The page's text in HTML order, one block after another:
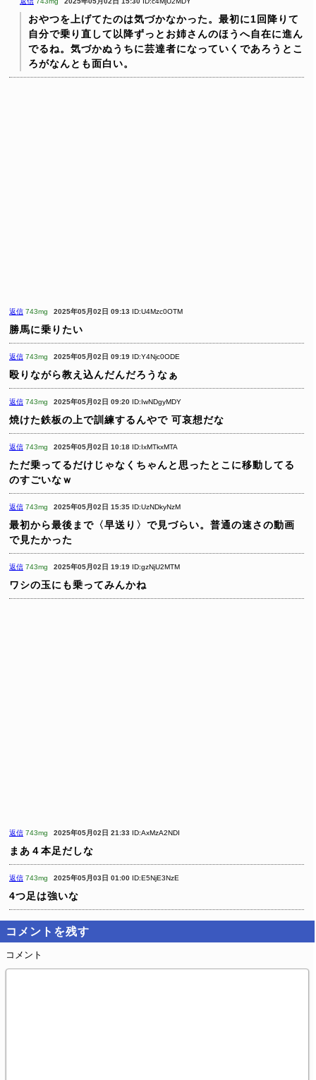
おやつを上げてたのは気づかなかった。最初に1回降りて
自分で乗り直して以降ずっとお姉さんのほうへ自在に進ん
でるね。気づかぬうちに芸達者になっていくであろうとこ
ろがなんとも面白い。
返信 743mg 2025年05月02日 09:13 ID:U4Mzc0OTM
勝馬に乗りたい
返信 743mg 2025年05月02日 09:19 ID:Y4Njc0ODE
殴りながら教え込んだんだろうなぁ
返信 743mg 2025年05月02日 09:20 ID:IwNDgyMDY
焼けた鉄板の上で訓練するんやで 可哀想だな
返信 743mg 2025年05月02日 10:18 ID:IxMTkxMTA
ただ乗ってるだけじゃなくちゃんと思ったとこに移動してる
のすごいなｗ
返信 743mg 2025年05月02日 15:35 ID:UzNDkyNzM
最初から最後まで〈早送り〉で見づらい。普通の速さの動画
で見たかった
返信 743mg 2025年05月02日 19:19 ID:gzNjU2MTM
ワシの玉にも乗ってみんかね
返信 743mg 2025年05月02日 21:33 ID:AxMzA2NDI
まあ４本足だしな
返信 743mg 2025年05月03日 01:00 ID:E5NjE3NzE
4つ足は強いな
コメントを残す
コメント